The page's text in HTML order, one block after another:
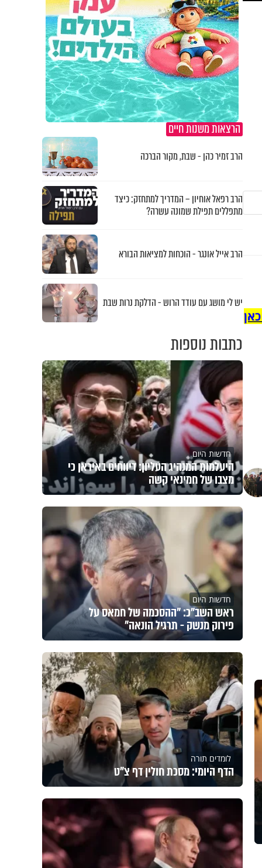
הרצאות משנות חיים
הרב זמיר כהן - שבת, מקור הברכה
הרב רפאל אוחיון – המדריך למתחזק: כיצד
מתפללים תפילת שמונה עשרה?
הרב אייל אונגר - הוכחות למציאות הבורא
יש לי מושג עם עודד הרוש - הדלקת נרות שבת
כתבות נוספות
חדשות היום
היעלמות המנהיג העליון: דיווחים באיראן כי
מצבו של חמינאי קשה
חדשות היום
ראש השב"כ: "ההסכמה של חמאס על
פירוק מנשק - תרגיל הונאה"
לומדים תורה
הדף היומי: מסכת חולין דף צ"ט